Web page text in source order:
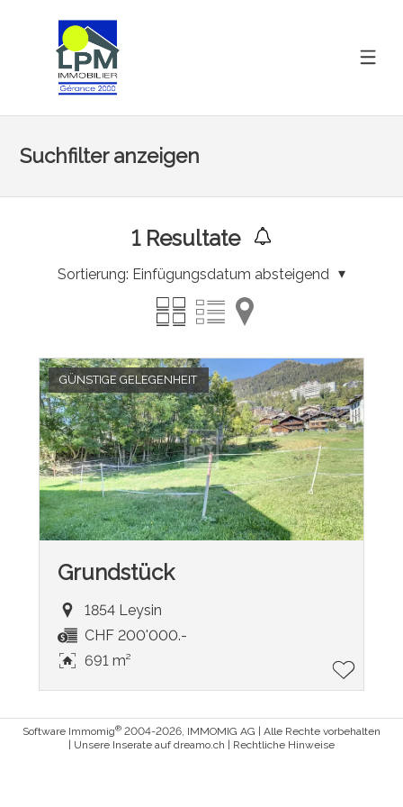
Suchfilter anzeigen
1Resultate
Sortierung: Einfügungsdatum absteigend
GÜNSTIGE GELEGENHEIT
Grundstück
1854 Leysin
CHF 200'000.-
691 m²
Software Immomig® 2004-2026, IMMOMIG AG | Alle Rechte vorbehalten
| Unsere Inserate auf dreamo.ch Rechtliche Hinweise